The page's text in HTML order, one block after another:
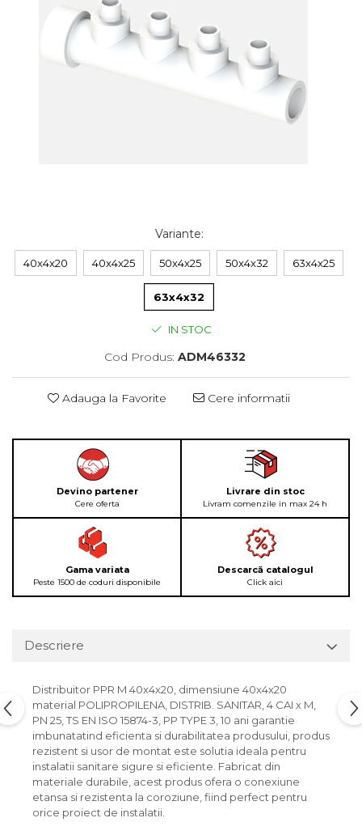
Variante:
40x4x20 40x4x25 50x4x25 50x4x32 63x4x25
63x4x32
IN STOC
Cod Produs: ADM46332
Adauga la Favorite Cere informatii
Devino partener
Cere oferta
Livrare din stoc
Livram comenzile in max 24 h
Gama variata
Peste 1500 de coduri disponibile
Descarcă catalogul
Click aici
Descriere
Distribuitor PPR M 40x4x20, dimensiune 40x4x20
material POLIPROPILENA, DISTRIB. SANITAR, 4 CAI x M,
PN 25, TS EN ISO 15874-3, PP TYPE 3, 10 ani garantie
imbunatatind eficienta si durabilitatea produsului, produs
rezistent si usor de montat este solutia ideala pentru
instalatii sanitare sigure si eficiente. Fabricat din
materiale durabile, acest produs ofera o conexiune
etansa si rezistenta la coroziune, fiind perfect pentru
orice proiect de instalatii.